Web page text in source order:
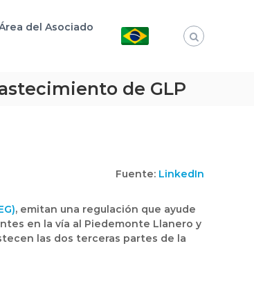
del Asociado
de GLP
Fuente: LinkedIn
, emitan una regulación que ayude
en la vía al Piedemonte Llanero y
las dos terceras partes de la